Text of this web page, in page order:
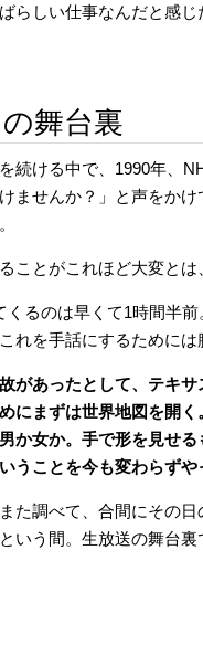
しい仕事なんだと感じ
舞台裏
続ける中で、1990年、
ませんか？」と声をか
ことがこれほど大変とは
るのは早くて1時間半
を手話にするためには
があったとして、テキ
にまずは世界地図を開
か女か。手で形を見せ
うことを今も変わらずや
た調べて、合間にその
う間。生放送の舞台